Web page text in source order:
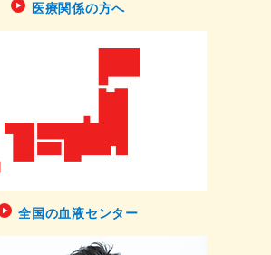
医療関係の方へ
全国の血液センター